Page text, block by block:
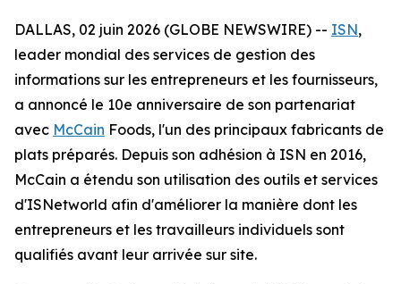
DALLAS, 02 juin 2026 (GLOBE NEWSWIRE) -- ISN,
leader mondial des services de gestion des
informations sur les entrepreneurs et les fournisseurs,
a annoncé le 10e anniversaire de son partenariat
avec McCain Foods, l'un des principaux fabricants de
plats préparés. Depuis son adhésion à ISN en 2016,
McCain a étendu son utilisation des outils et services
d'ISNetworld afin d'améliorer la manière dont les
entrepreneurs et les travailleurs individuels sont
qualifiés avant leur arrivée sur site.